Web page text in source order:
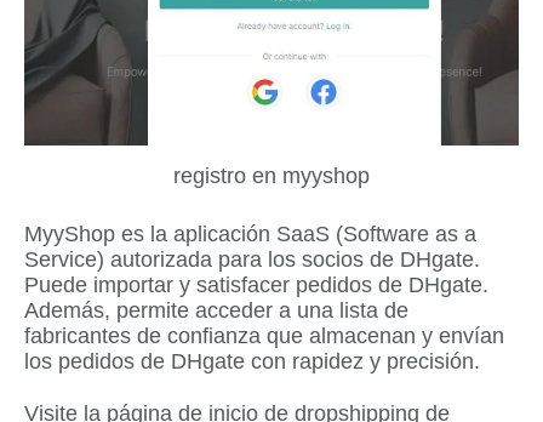
registro en myyshop
MyyShop es la aplicación SaaS (Software as a
Service) autorizada para los socios de DHgate.
Puede importar y satisfacer pedidos de DHgate.
Además, permite acceder a una lista de
fabricantes de confianza que almacenan y envían
los pedidos de DHgate con rapidez y precisión.
Visite la página de inicio de dropshipping de